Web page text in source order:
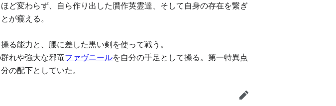
ど変わらず、自ら作り出した贋作英霊達、そして自身の存在を繋ぎ
が窺える。
る能力と、腰に差した黒い剣を使って戦う。
れや強大な邪竜ファヴニールを自分の手足として操る。第一特異点
の配下としていた。
編集